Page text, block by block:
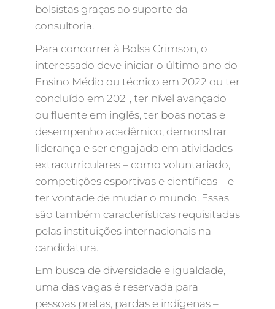
bolsistas graças ao suporte da
consultoria.
Para concorrer à Bolsa Crimson, o
interessado deve iniciar o último ano do
Ensino Médio ou técnico em 2022 ou ter
concluído em 2021, ter nível avançado
ou fluente em inglês, ter boas notas e
desempenho acadêmico, demonstrar
liderança e ser engajado em atividades
extracurriculares – como voluntariado,
competições esportivas e científicas – e
ter vontade de mudar o mundo. Essas
são também características requisitadas
pelas instituições internacionais na
candidatura.
Em busca de diversidade e igualdade,
uma das vagas é reservada para
pessoas pretas, pardas e indígenas –